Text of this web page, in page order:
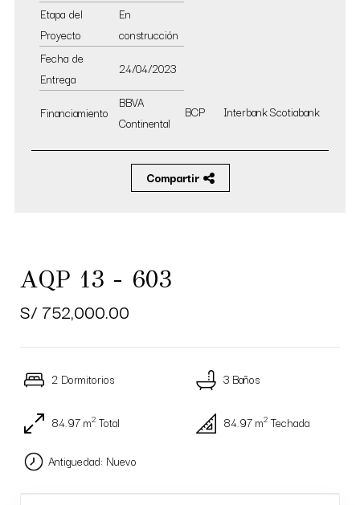
Etapa del
Proyecto
En
construcción
Fecha de
Entrega
24/04/2023
Financiamiento
BBVA
Continental
BCP InterbankScotiabank
Compartir
AQP 13 - 603
S/ 752,000.00
2 Dormitorios 3 Baños
84.97 m2 Total 84.97 m2 Techada
Antiguedad: Nuevo